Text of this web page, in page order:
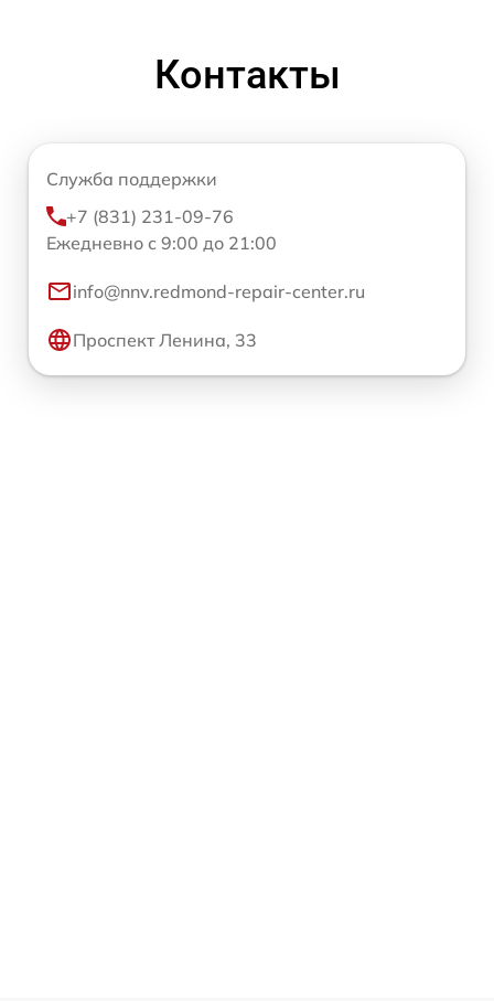
Контакты
Служба поддержки
+7 (831) 231-09-76
Ежедневно с 9:00 до 21:00
info@nnv.redmond-repair-center.ru
Проспект Ленина, 33